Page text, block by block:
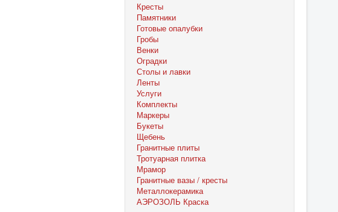
Кресты
Памятники
Готовые опалубки
Гробы
Венки
Оградки
Столы и лавки
Ленты
Услуги
Комплекты
Маркеры
Букеты
Щебень
Гранитные плиты
Тротуарная плитка
Мрамор
Гранитные вазы / кресты
Металлокерамика
АЭРОЗОЛЬ Краска